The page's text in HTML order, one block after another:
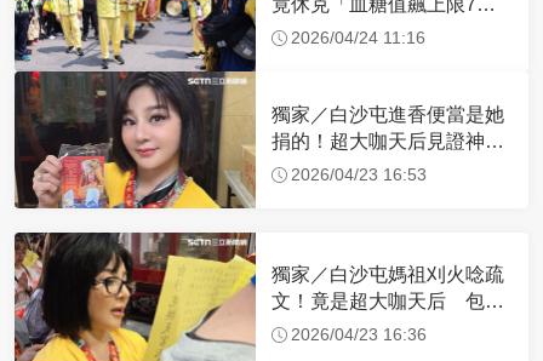
竟休克「血糖值飆上限7
倍」 醫曝原因
2026/04/24 11:16
獨家／白沙屯進香便當是她
捐的！超大咖天后見證神
蹟 一靠近媽祖就爆哭
2026/04/23 16:53
獨家／白沙屯媽祖刈火唸疏
文！竟是超大咖天后 包尿
布忍尿5小時不喊累
2026/04/23 16:36